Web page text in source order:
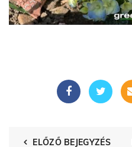
ELŐZŐ BEJEGYZÉS